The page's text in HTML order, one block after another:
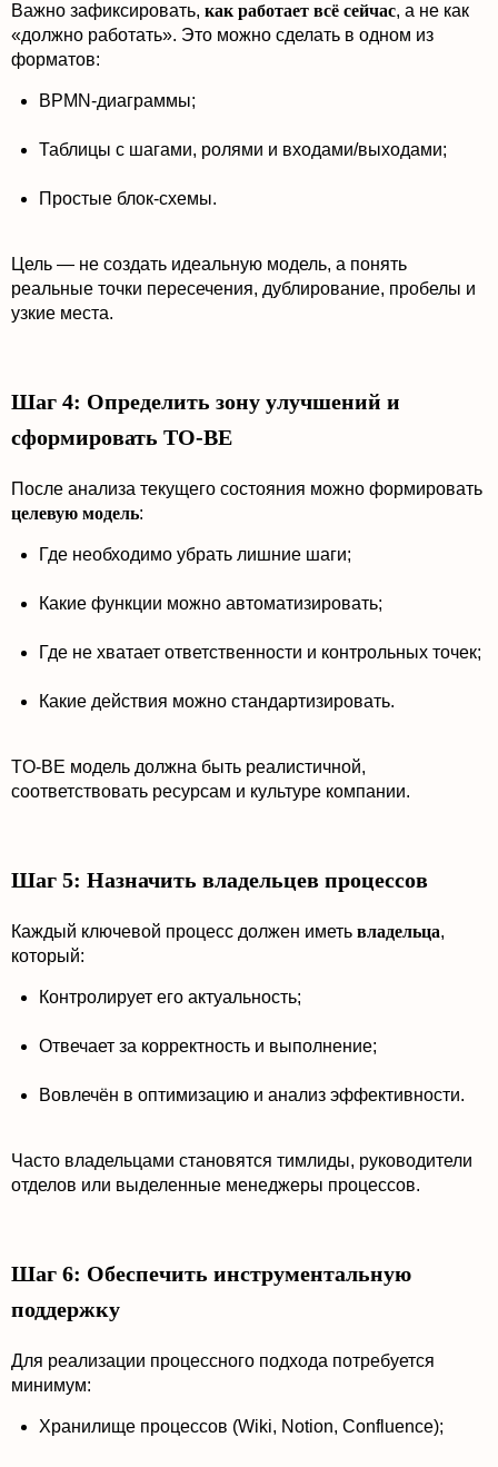
Важно зафиксировать, как работает всё сейчас, а не как
«должно работать». Это можно сделать в одном из
форматов:
BPMN-диаграммы;
Таблицы с шагами, ролями и входами/выходами;
Простые блок-схемы.
Цель — не создать идеальную модель, а понять
реальные точки пересечения, дублирование, пробелы и
узкие места.
Шаг 4: Определить зону улучшений и
сформировать TO-BE
После анализа текущего состояния можно формировать
целевую модель:
Где необходимо убрать лишние шаги;
Какие функции можно автоматизировать;
Где не хватает ответственности и контрольных точек;
Какие действия можно стандартизировать.
TO-BE модель должна быть реалистичной,
соответствовать ресурсам и культуре компании.
Шаг 5: Назначить владельцев процессов
Каждый ключевой процесс должен иметь владельца,
который:
Контролирует его актуальность;
Отвечает за корректность и выполнение;
Вовлечён в оптимизацию и анализ эффективности.
Часто владельцами становятся тимлиды, руководители
отделов или выделенные менеджеры процессов.
Шаг 6: Обеспечить инструментальную
поддержку
Для реализации процессного подхода потребуется
минимум:
Хранилище процессов (Wiki, Notion, Confluence);